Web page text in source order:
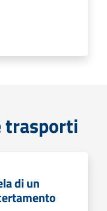
trasporti
di un